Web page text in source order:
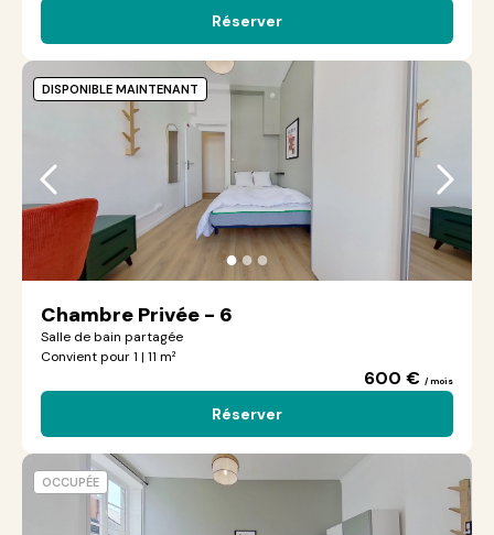
Réserver
●●●
Chambre Privée - 6
Salle de bain partagée
Convient pour 1 | 11 m²
600 € / mois
Réserver
DISPONIBLE MAINTENANT
OCCUPÉE